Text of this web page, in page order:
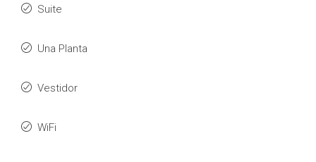
Suite
Una Planta
Vestidor
WiFi